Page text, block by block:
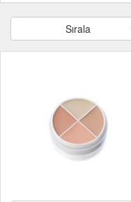
Sırala